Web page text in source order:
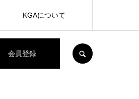
会員登録
KGAについて